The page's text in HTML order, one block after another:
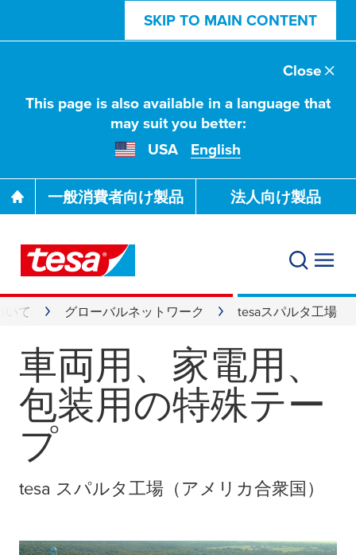
SKIP TO MAIN CONTENT
This page is also available in a language that
may suit you better:
USA
English
Close
一般消費者向け製品 法人向け製品
いて グローバルネットワーク tesaスパルタ工場
車両用、家電用、
包装用の特殊テー
プ
tesa スパルタ工場（アメリカ合衆国）